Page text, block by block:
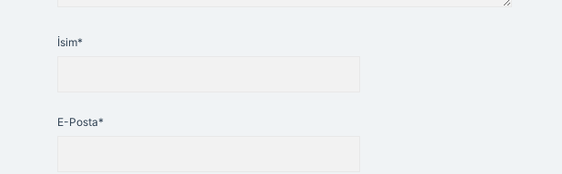
İsim*
E-Posta*